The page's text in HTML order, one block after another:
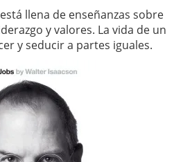
llena de enseñanzas sobre
y valores. La vida de un
y seducir a partes iguales.